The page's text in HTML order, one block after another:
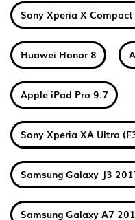
Sony Xperia X
Huawei Honor 8
Apple iPad Pro 9.7
Sony Xperia XA Ultra
Samsung Galaxy J3
Samsung Galaxy A7